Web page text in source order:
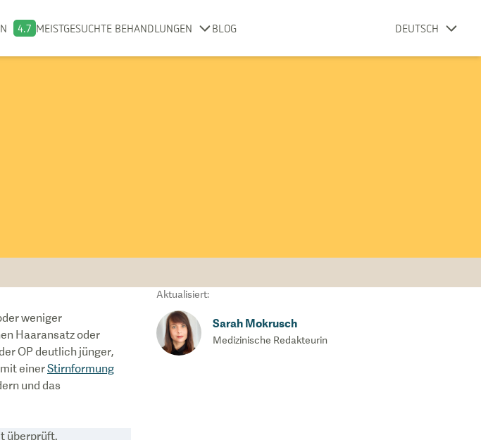
4.7 MEISTGESUCHTE BEHANDLUNGEN BLOG DEUTSCH
weniger
Haaransatz oder
OP deutlich jünger,
einerStirnformung
und das
überprüft.
Aktualisiert:
Sarah Mokrusch
Medizinische Redakteurin